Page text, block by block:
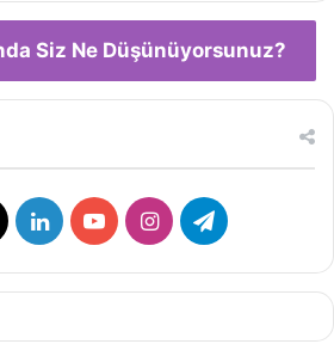
Siz Ne Düşünüyorsunuz?
X LinkedInYouTubeInstagramTelegram